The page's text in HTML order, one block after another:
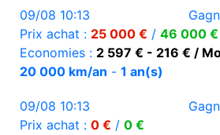
09/08 10:13
Prix achat : 25 000 € / 46 000 €
Economies : 2 597 € - 216 € /
20 000 km/an - 1 an(s)
09/08 10:13
Prix achat : 0 € / 0 €